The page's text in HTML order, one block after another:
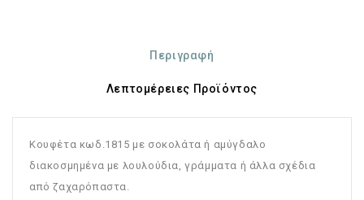
Περιγραφή
Λεπτομέρειες Προϊόντος
Κουφέτα κωδ.1815 με σοκολάτα ή αμύγδαλο
διακοσμημένα με λουλούδια, γράμματα ή άλλα σχέδια
από ζαχαρόπαστα.